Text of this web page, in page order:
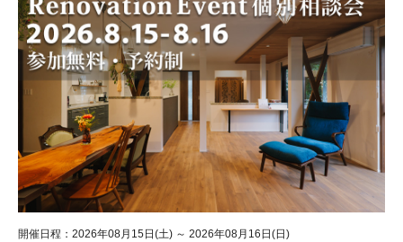
開催日程：2026年08月15日(土) ～ 2026年08月16日(日)